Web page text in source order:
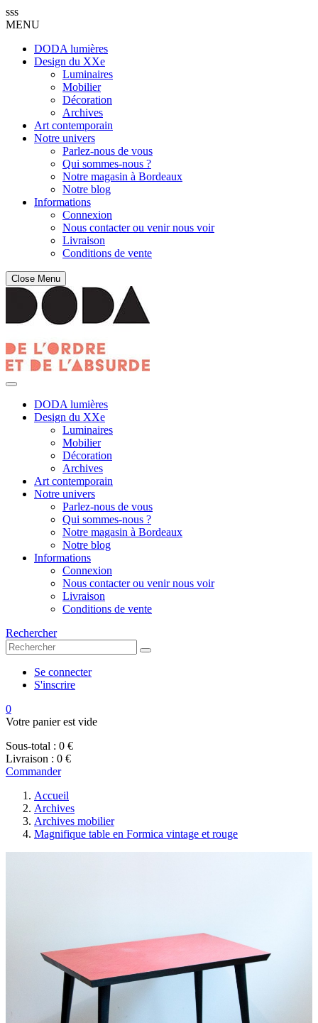
sss
MENU
DODA lumières
Design du XXe
Luminaires
Mobilier
Décoration
Archives
Art contemporain
Notre univers
Parlez-nous de vous
Qui sommes-nous ?
Notre magasin à Bordeaux
Notre blog
Informations
Connexion
Nous contacter ou venir nous voir
Livraison
Conditions de vente
Close Menu
DODA lumières
Design du XXe
Luminaires
Mobilier
Décoration
Archives
Art contemporain
Notre univers
Parlez-nous de vous
Qui sommes-nous ?
Notre magasin à Bordeaux
Notre blog
Informations
Connexion
Nous contacter ou venir nous voir
Livraison
Conditions de vente
Rechercher
Se connecter
S'inscrire
0
Votre panier est vide
Sous-total : 0 €
Livraison : 0 €
Commander
Accueil
Archives
Archives mobilier
Magnifique table en Formica vintage et rouge